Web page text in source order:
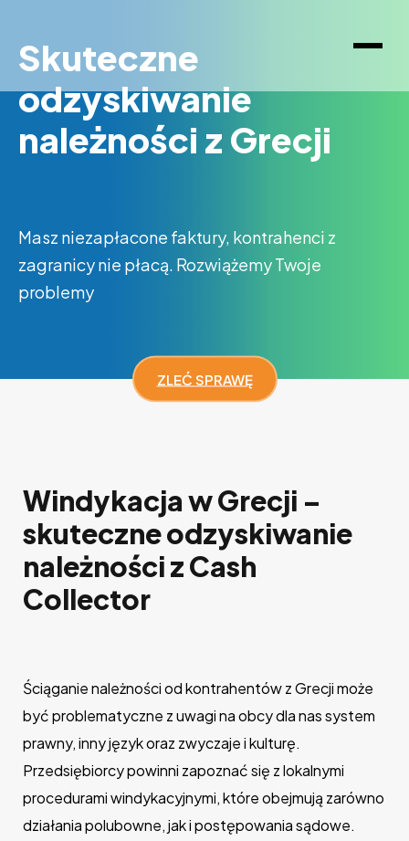
Skuteczne
odzyskiwanie
należności z Grecji
Masz niezapłacone faktury, kontrahenci z
zagranicy nie płacą. Rozwiążemy Twoje
problemy
ZLEĆ SPRAWĘ
Windykacja w Grecji –
skuteczne odzyskiwanie
należności z Cash
Collector
Ściąganie należności od kontrahentów z Grecji może
być problematyczne z uwagi na obcy dla nas system
prawny, inny język oraz zwyczaje i kulturę.
Przedsiębiorcy powinni zapoznać się z lokalnymi
procedurami windykacyjnymi, które obejmują zarówno
działania polubowne, jak i postępowania sądowe.